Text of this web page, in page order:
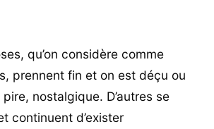
qu’on considère comme
prennent fin et on est déçu ou
nostalgique. D’autres se
continuent d’exister